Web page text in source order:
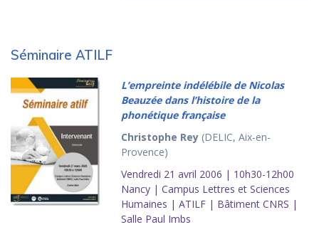
Séminaire ATILF
L’empreinte indélébile de Nicolas
Beauzée dans l’histoire de la
phonétique française
Christophe Rey(DELIC, Aix-en-
Provence)
Vendredi 21 avril 2006 | 10h30-12h00
Nancy | Campus Lettres et Sciences
Humaines | ATILF | Bâtiment CNRS |
Salle Paul Imbs